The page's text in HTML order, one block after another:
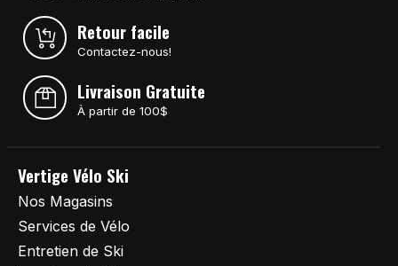
Retour facile
Contactez-nous!
Livraison Gratuite
À partir de 100$
Vertige Vélo Ski
Nos Magasins
Services de Vélo
Entretien de Ski